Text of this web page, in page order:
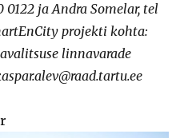
0122 ja Andra Somelar, tel
projekti kohta:
linnavarade